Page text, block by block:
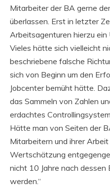
Mitarbeiter der BA gerne
überlassen. Erst in letzter
Arbeitsagenturen hierzu
Vieles hätte sich vielleicht
beschriebene falsche
sich von Beginn um den
Jobcenter bemüht hätte.
das Sammeln von Zahlen
erdachtes
Hätte man von Seiten der
Mitarbeitern und ihrer
Wertschätzung
nicht 10 Jahre nach dessen
werden.“